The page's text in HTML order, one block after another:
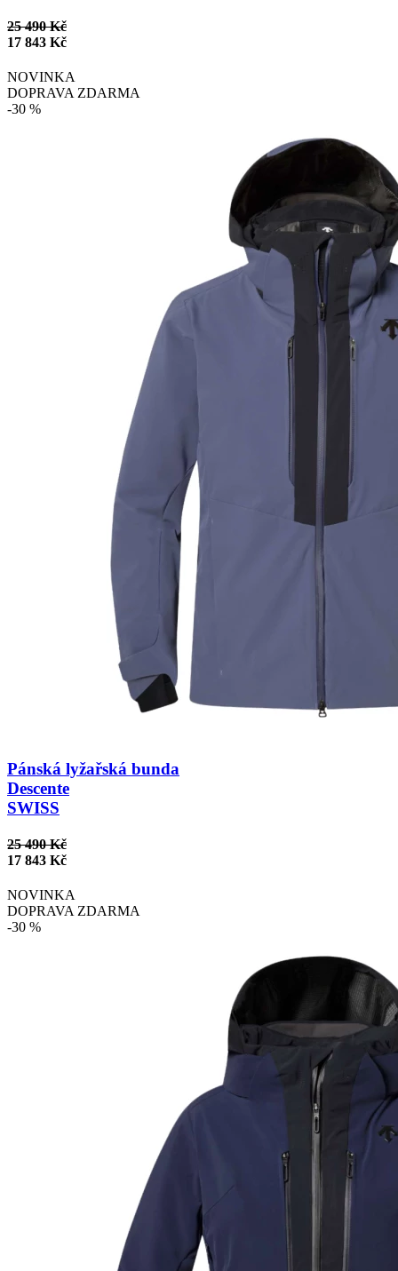
25 490 Kč
17 843 Kč
NOVINKA
DOPRAVA ZDARMA
-30 %
Pánská lyžařská bunda
Descente
SWISS
25 490 Kč
17 843 Kč
NOVINKA
DOPRAVA ZDARMA
-30 %